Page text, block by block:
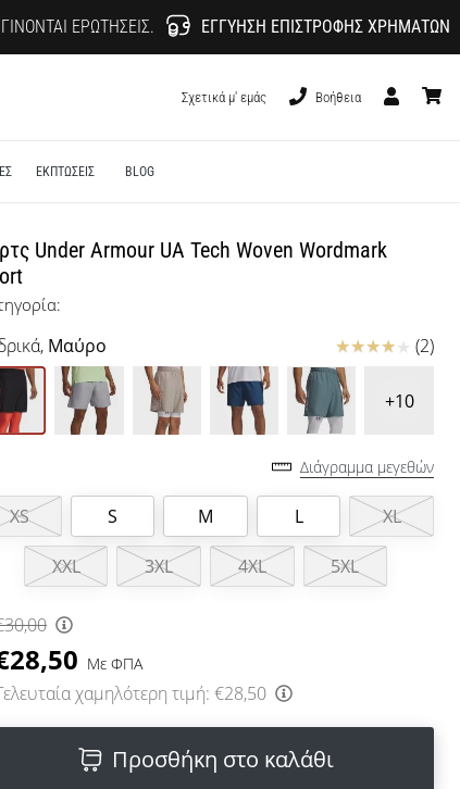
ΕΡΩΤΉΣΕΙΣ. ΕΓΓΎΗΣΗ ΕΠΙΣΤΡΟΦΉΣ ΧΡΗΜΆΤΩΝ
Σχετικά μ' εμάς
Βοήθεια
ΕΚΠΤΩΣΕΙΣ BLOG
Under Armour UA Tech Woven Wordmark
Μαύρο Κριτικές (2)
+10
Διάγραμμα μεγεθών
XS S M L XL
XXL 3XL 4XL 5XL
Με ΦΠΑ
χαμηλότερη τιμή: €28,50
Προσθήκη στο καλάθι